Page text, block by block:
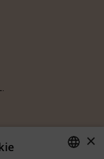
novità di
×